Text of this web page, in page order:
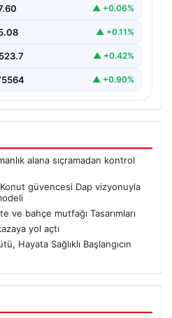
▲ +0.06%
▲ +0.11%
▲ +0.42%
▲ +0.90%
alana sıçramadan kontrol
Konut güvencesi Dap vizyonuyla
ve bahçe mutfağı Tasarımları
yol açtı
Hayata Sağlıklı Başlangıcın